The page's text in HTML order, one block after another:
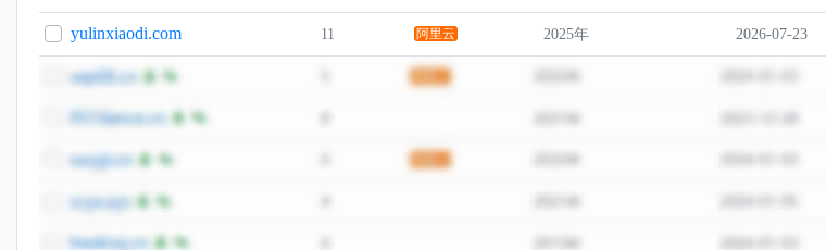
yulinxiaodi.com 11 阿里云 2025年 2026-07-23